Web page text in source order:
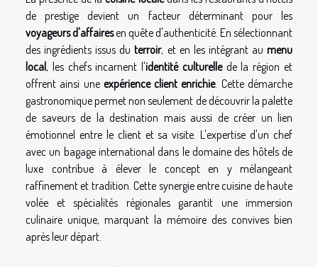
de prestige devient un facteur déterminant pour les
voyageurs d'affairesen quête d'authenticité. En sélectionnant
des ingrédients issus duterroir, et en les intégrant aumenu
local, les chefs incarnent l'identité culturellede la région et
offrent ainsi une expérience client enrichie. Cette démarche
gastronomique permet non seulement de découvrir la palette
de saveurs de la destination mais aussi de créer un lien
émotionnel entre le client et sa visite. L'expertise d'un chef
avec un bagage international dans le domaine des hôtels de
luxe contribue à élever le concept en y mélangeant
raffinement et tradition. Cette synergie entre cuisine de haute
volée et spécialités régionales garantit une immersion
culinaire unique, marquant la mémoire des convives bien
après leur départ.